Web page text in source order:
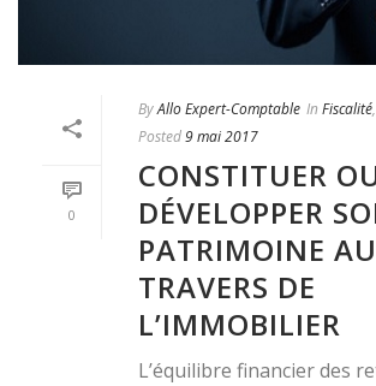
0
ByAllo Expert-Comptable In Fiscalité,
Posted9 mai 2017
CONSTITUER
DÉVELOPPER
PATRIMOINE AU
TRAVERS DE
L’IMMOBILIER
L’équilibre financier des